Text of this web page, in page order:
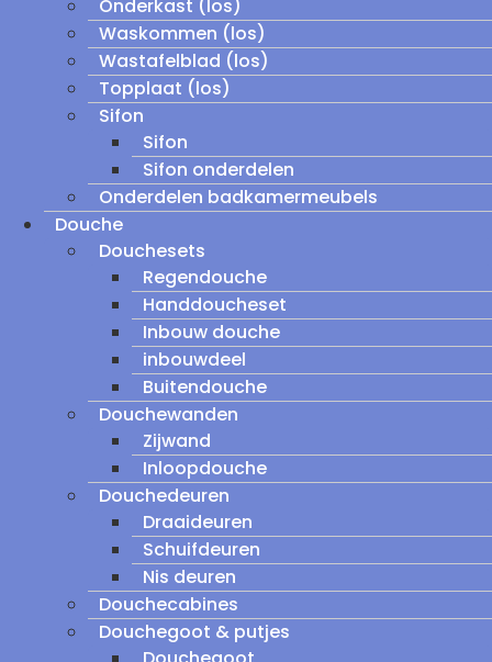
Onderkast (los)
Waskommen (los)
Wastafelblad (los)
Topplaat (los)
Sifon
Sifon
Sifon onderdelen
Onderdelen badkamermeubels
Douche
Douchesets
Regendouche
Handdoucheset
Inbouw douche
inbouwdeel
Buitendouche
Douchewanden
Zijwand
Inloopdouche
Douchedeuren
Draaideuren
Schuifdeuren
Nis deuren
Douchecabines
Douchegoot & putjes